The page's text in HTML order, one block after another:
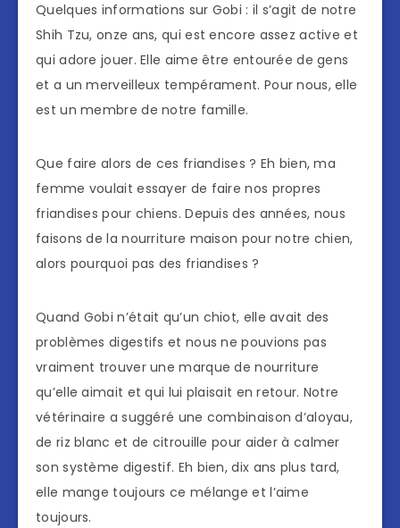
Quelques informations sur Gobi : il s’agit de notre
Shih Tzu, onze ans, qui est encore assez active et
qui adore jouer. Elle aime être entourée de gens
et a un merveilleux tempérament. Pour nous, elle
est un membre de notre famille.
Que faire alors de ces friandises ? Eh bien, ma
femme voulait essayer de faire nos propres
friandises pour chiens. Depuis des années, nous
faisons de la nourriture maison pour notre chien,
alors pourquoi pas des friandises ?
Quand Gobi n’était qu’un chiot, elle avait des
problèmes digestifs et nous ne pouvions pas
vraiment trouver une marque de nourriture
qu’elle aimait et qui lui plaisait en retour. Notre
vétérinaire a suggéré une combinaison d’aloyau,
de riz blanc et de citrouille pour aider à calmer
son système digestif. Eh bien, dix ans plus tard,
elle mange toujours ce mélange et l’aime
toujours.